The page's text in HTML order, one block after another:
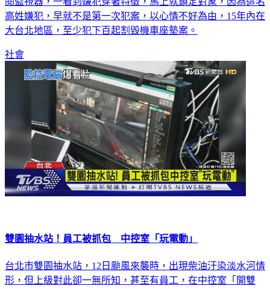
高姓嫌犯，早就不是第一次犯案，以心情不好為由，15年內在
大台北地區，至少犯下百起割毀機車座墊案。
社會
雙園抽水站！員工被抓包 中控室「玩電動」
台北市雙園抽水站，12日颱風來襲時，出現柴油汙染淡水河情
形，但上級對此卻一無所知，甚至有員工，在中控室「開雙